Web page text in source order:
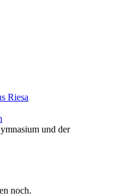
Riesa
und der
noch.